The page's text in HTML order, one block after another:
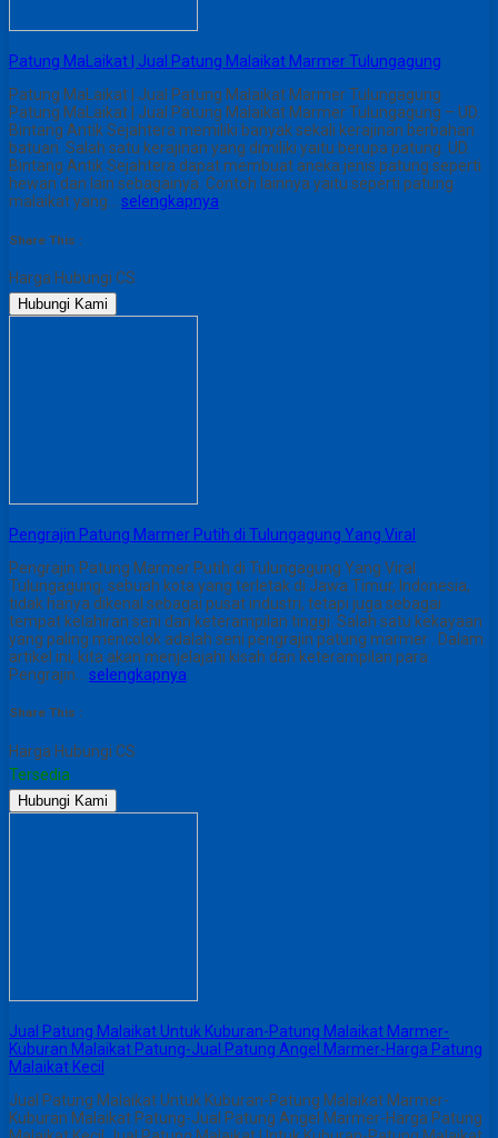
Patung MaLaikat | Jual Patung Malaikat Marmer Tulungagung
Patung MaLaikat | Jual Patung Malaikat Marmer Tulungagung
Patung MaLaikat | Jual Patung Malaikat Marmer Tulungagung – UD.
Bintang Antik Sejahtera memiliki banyak sekali kerajinan berbahan
batuan. Salah satu kerajinan yang dimiliki yaitu berupa patung. UD.
Bintang Antik Sejahtera dapat membuat aneka jenis patung seperti
hewan dan lain sebagainya. Contoh lainnya yaitu seperti patung
malaikat yang… selengkapnya
Share This :
Harga Hubungi CS
Hubungi Kami
Pengrajin Patung Marmer Putih di Tulungagung Yang Viral
Pengrajin Patung Marmer Putih di Tulungagung Yang Viral
Tulungagung, sebuah kota yang terletak di Jawa Timur, Indonesia,
tidak hanya dikenal sebagai pusat industri, tetapi juga sebagai
tempat kelahiran seni dan keterampilan tinggi. Salah satu kekayaan
yang paling mencolok adalah seni pengrajin patung marmer . Dalam
artikel ini, kita akan menjelajahi kisah dan keterampilan para
Pengrajin… selengkapnya
Share This :
Harga Hubungi CS
Tersedia
Hubungi Kami
Jual Patung Malaikat Untuk Kuburan-Patung Malaikat Marmer-
Kuburan Malaikat Patung-Jual Patung Angel Marmer-Harga Patung
Malaikat Kecil
Jual Patung Malaikat Untuk Kuburan-Patung Malaikat Marmer-
Kuburan Malaikat Patung-Jual Patung Angel Marmer-Harga Patung